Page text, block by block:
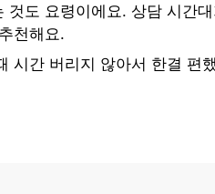
도 요령이에요. 상담 시간
천해요.
시간 버리지 않아서 한결 편